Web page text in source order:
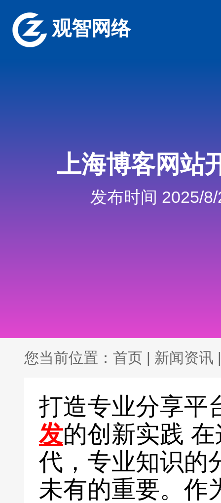
观智网络
上海博客网站
发布时间 2025/
您当前位置： 首页 | 新闻资讯 |
打造专业分享平
发的创新实践
代，专业知识的
未有的重要。作